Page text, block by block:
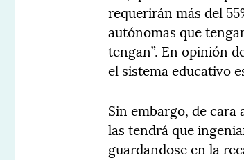
requerirán más del
autónomas que
tengan”. En opinión
el sistema educativo
Sin embargo, de
las tendrá que
guardandose en la